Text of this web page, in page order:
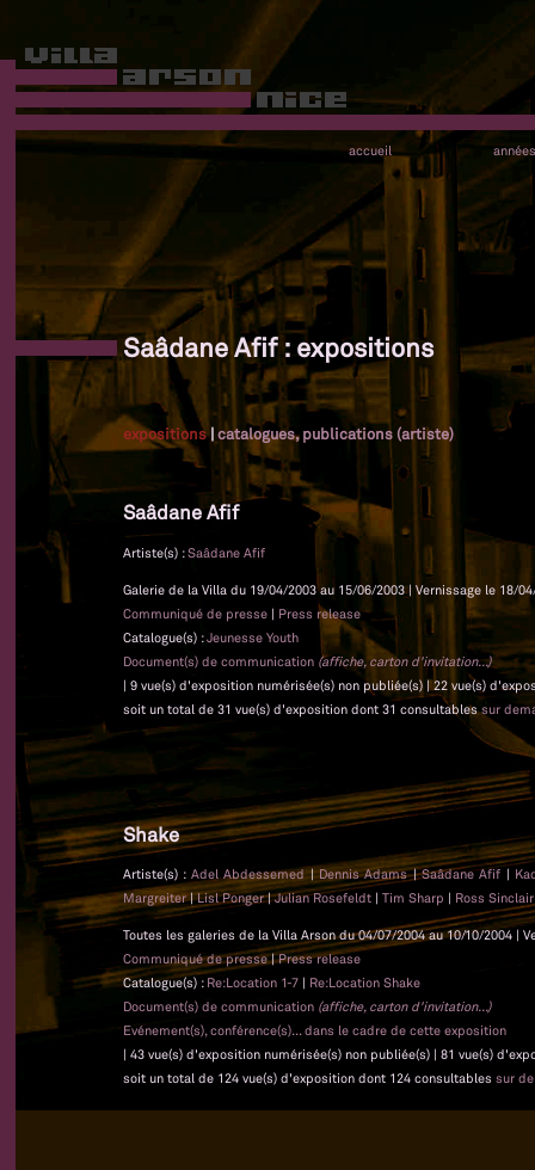
accueil années
Saâdane Afif : expositions
expositions|catalogues, publications (artiste)
Saâdane Afif
Artiste(s) :Saâdane Afif
Galerie de la Villa du 19/04/2003 au 15/06/2003 | Vernissage le 18/
Communiqué de presse | Press release
Catalogue(s) :Jeunesse Youth
Document(s) de communication (affiche, carton d'invitation...)
| 9 vue(s) d'exposition numérisée(s) non publiée(s) | 22 vue(s)
soit un total de 31 vue(s) d'exposition dont 31 consultablessur
Shake
Artiste(s) : Adel Abdessemed|Dennis Adams|Saâdane Afif |
Margreiter|Lisl Ponger|Julian Rosefeldt | Tim Sharp | Ross
Toutes les galeries de la Villa Arson du 04/07/2004 au 10/10/2004 |
Communiqué de presse|Press release
Catalogue(s) : Re:Location 1-7 | Re:Location Shake
Document(s) de communication (affiche, carton d'invitation...)
Evénement(s), conférence(s)... dans le cadre de cette exposition
| 43 vue(s) d'exposition numérisée(s) non publiée(s) | 81 vue(s)
soit un total de 124 vue(s) d'exposition dont 124 consultables sur